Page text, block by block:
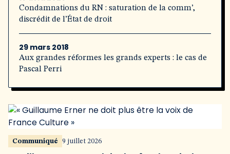
Condamnations du RN : saturation de la comm’,
discrédit de l’État de droit
29 mars 2018
Aux grandes réformes les grands experts : le cas de
Pascal Perri
Communiqué 9 juillet 2026